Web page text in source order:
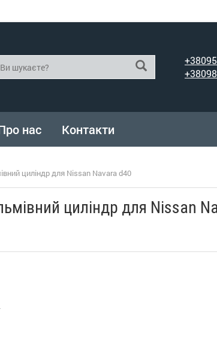
нас Контакти
циліндр для Nissan Navara d40
циліндр для Nissan